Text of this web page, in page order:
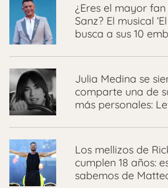
¿Eres el mayor
Sanz? El musical
busca a sus 10
Julia Medina se
comparte una de
más personales:
Los mellizos de
cumplen 18 años:
sabemos de